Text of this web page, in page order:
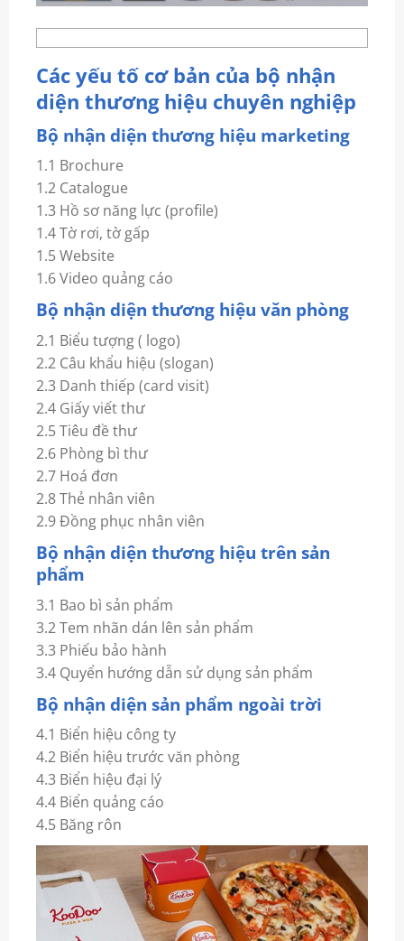
Các yếu tố cơ bản của bộ nhận
diện thương hiệu chuyên nghiệp
Bộ nhận diện thương hiệu marketing
1.1 Brochure
1.2 Catalogue
1.3 Hồ sơ năng lực (profile)
1.4 Tờ rơi, tờ gấp
1.5 Website
1.6 Video quảng cáo
Bộ nhận diện thương hiệu văn phòng
2.1 Biểu tượng ( logo)
2.2 Câu khẩu hiệu (slogan)
2.3 Danh thiếp (card visit)
2.4 Giấy viết thư
2.5 Tiêu đề thư
2.6 Phòng bì thư
2.7 Hoá đơn
2.8 Thẻ nhân viên
2.9 Đồng phục nhân viên
Bộ nhận diện thương hiệu trên sản
phẩm
3.1 Bao bì sản phẩm
3.2 Tem nhãn dán lên sản phẩm
3.3 Phiếu bảo hành
3.4 Quyển hướng dẫn sử dụng sản phẩm
Bộ nhận diện sản phẩm ngoài trời
4.1 Biển hiệu công ty
4.2 Biển hiệu trước văn phòng
4.3 Biển hiệu đại lý
4.4 Biển quảng cáo
4.5 Băng rôn